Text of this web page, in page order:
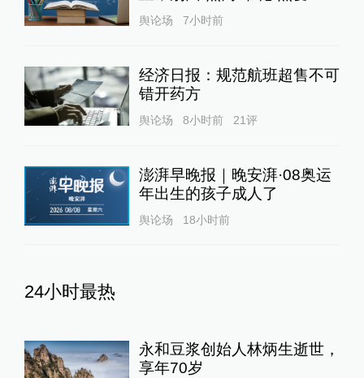
舆论场 7小时前
经济日报：规范航班超售不可
错开药方
舆论场 8小时前 21评
澎湃早晚报｜晚安湃·08奥运
年出生的孩子成人了
舆论场 18小时前
24小时最热
永和豆浆创始人林炳生逝世，
享年70岁